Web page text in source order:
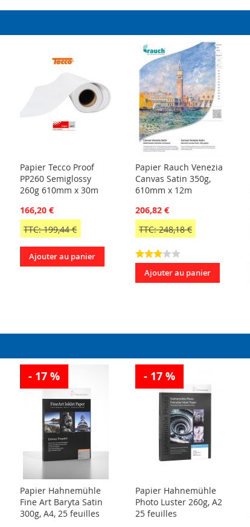
Papier Tecco Proof
PP260 Semiglossy
260g 610mm x 30m
166,20 €
TTC: 199,44 €
Ajouter au panier
Papier Rauch Venezia
Canvas Satin 350g,
610mm x 12m
206,82 €
TTC: 248,18 €
Ajouter au panier
- 17 %
Papier Hahnemühle
Fine Art Baryta Satin
300g, A4, 25 feuilles
- 17 %
Papier Hahnemühle
Photo Luster 260g, A2
25 feuilles